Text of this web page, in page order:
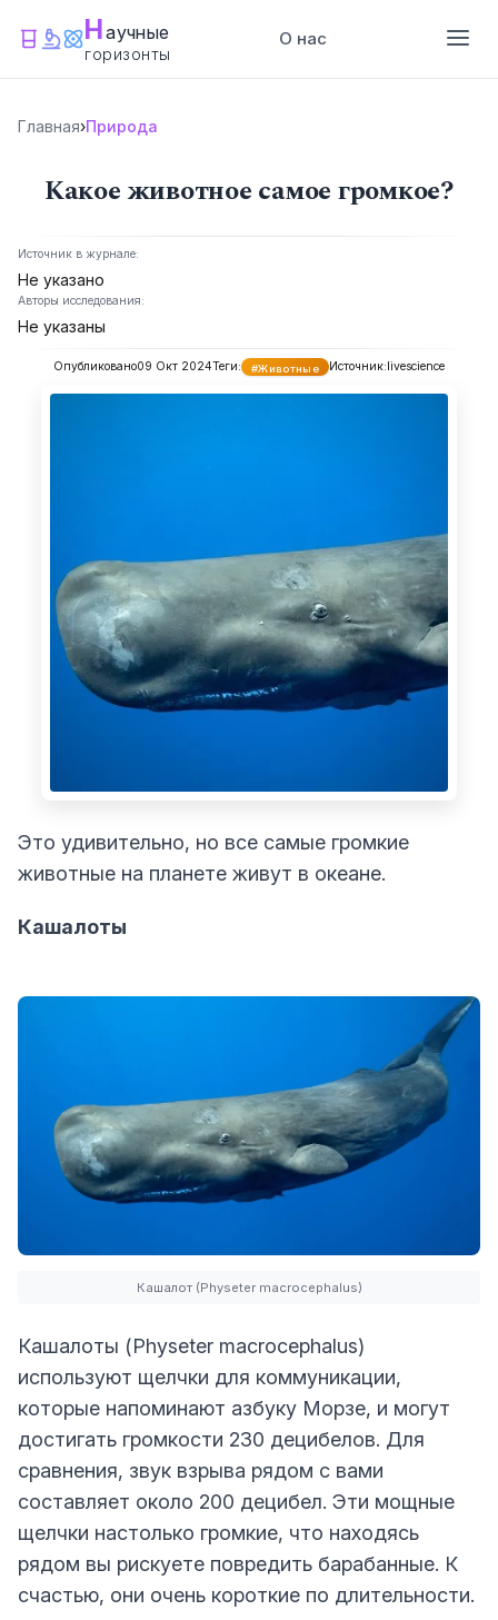
Научные
горизонты
О нас
Главная›Природа
Какое животное самое громкое?
Источник в журнале:
Не указано
Авторы исследования:
Не указаны
Опубликовано09 Окт 2024Теги: #Животные Источник:livescience
Это удивительно, но все самые громкие
животные на планете живут в океане.
Кашалоты
Кашалот (Physeter macrocephalus)
Кашалоты (Physeter macrocephalus)
используют щелчки для коммуникации,
которые напоминают азбуку Морзе, и могут
достигать громкости 230 децибелов. Для
сравнения, звук взрыва рядом с вами
составляет около 200 децибел. Эти мощные
щелчки настолько громкие, что находясь
рядом вы рискуете повредить барабанные. К
счастью, они очень короткие по длительности.